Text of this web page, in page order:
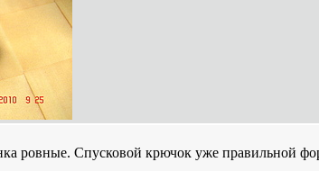
ровные. Спусковой крючок уже правильной